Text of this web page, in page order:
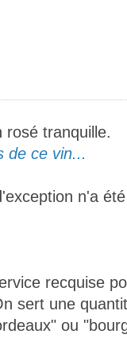
rosé tranquille.
de ce vin...
n'a
recquise
sert une
ou